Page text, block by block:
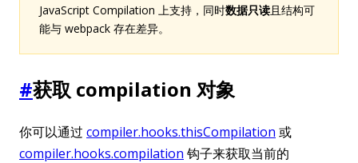
JavaScript Compilation 上支持，同时数据只读且结构可
能与 webpack 存在差异。
#获取 compilation 对象
你可以通过 compiler.hooks.thisCompilation 或
compiler.hooks.compilation 钩子来获取当前的